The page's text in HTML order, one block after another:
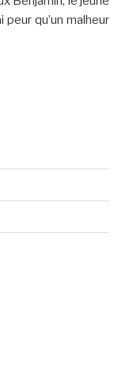
peur qu’un malheur